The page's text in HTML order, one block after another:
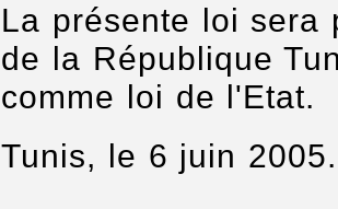
La présente loi sera
de la République
comme loi de l'Etat.
Tunis, le 6 juin 2005.